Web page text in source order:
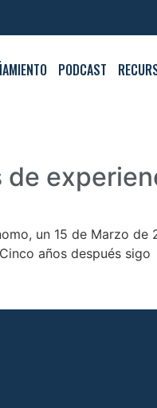
PODCAST
de
un 15 de Marzo de
años después sigo